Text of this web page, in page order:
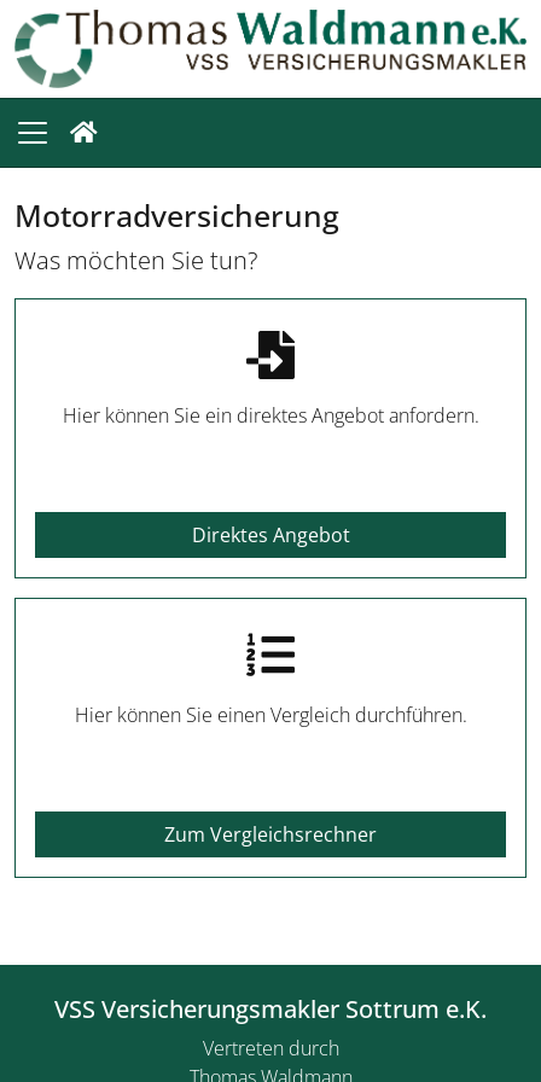
Motorradversicherung
Was möchten Sie tun?
Hier können Sie ein direktes Angebot anfordern.
Direktes Angebot
Hier können Sie einen Vergleich durchführen.
Zum Vergleichsrechner
VSS Versicherungsmakler Sottrum e.K.
Vertreten durch